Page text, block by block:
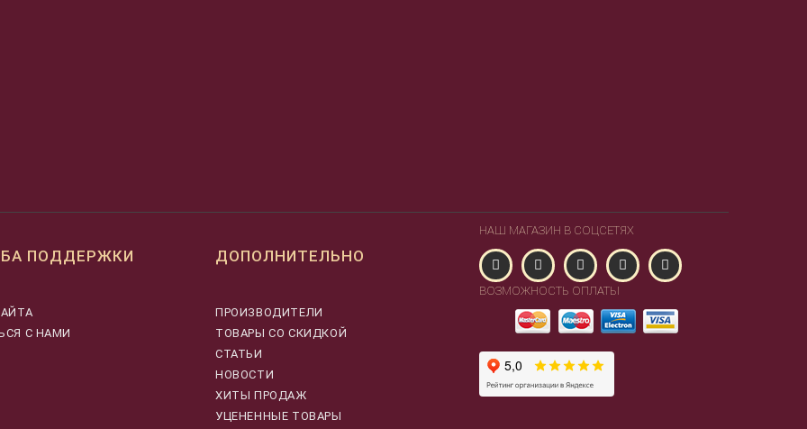
ПОДДЕРЖКИ
С НАМИ
ДОПОЛНИТЕЛЬНО
ПРОИЗВОДИТЕЛИ
ТОВАРЫ СО СКИДКОЙ
СТАТЬИ
НОВОСТИ
ХИТЫ ПРОДАЖ
УЦЕНЕННЫЕ ТОВАРЫ
НАШ МАГАЗИН В СОЦСЕТЯХ
ВОЗМОЖНОСТЬ ОПЛАТЫ